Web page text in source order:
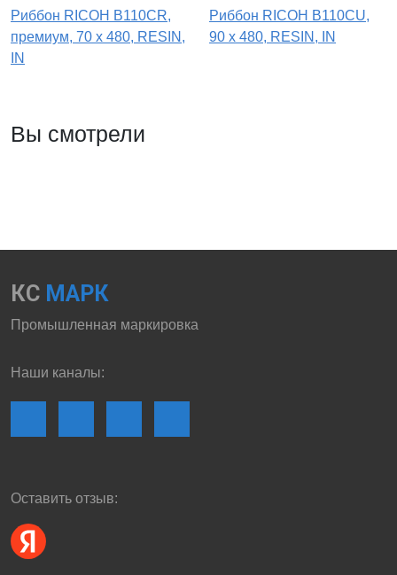
Риббон RICOH B110CR,
премиум, 70 х 480, RESIN,
IN
Риббон RICOH B110CU,
90 x 480, RESIN, IN
Вы смотрели
КС МАРК
Промышленная маркировка
Наши каналы:
Оставить отзыв: